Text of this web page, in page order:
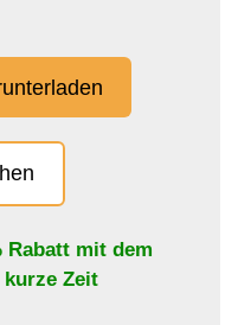
Rabatt mit dem
Zeit